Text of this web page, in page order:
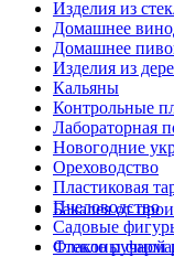
Изделия из
Домашнее
Домашнее
Изделия из
Кальяны
Контрольные
Лабораторная
Новогодние
Ореховодство
Пластиковая
Пчеловодство
Садовые
Стекло ручной
Бакалея от
Флаконы